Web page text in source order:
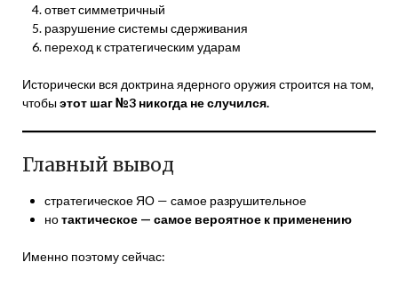
ответ симметричный
разрушение системы сдерживания
переход к стратегическим ударам
Исторически вся доктрина ядерного оружия строится на том,
чтобыэтот шаг №3 никогда не случился.
Главный вывод
стратегическое ЯО — самое разрушительное
нотактическое — самое вероятное к применению
Именно поэтому сейчас: